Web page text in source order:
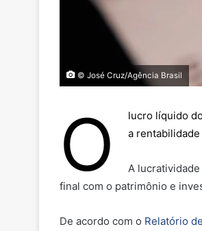
© José Cruz/Agência Brasil
O
lucro líquido
a
A
final com o patrimônio e
De acordo com o Relatório